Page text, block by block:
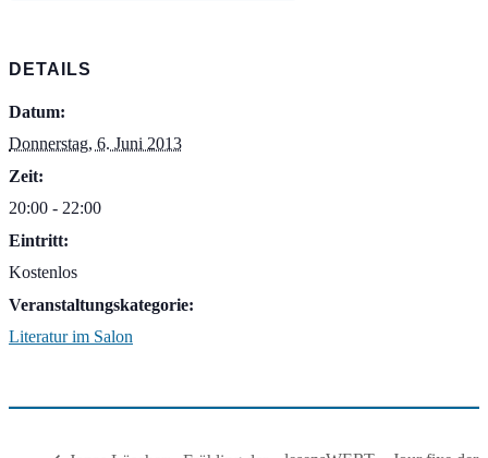
DETAILS
Datum:
Donnerstag, 6. Juni 2013
Zeit:
20:00 - 22:00
Eintritt:
Kostenlos
Veranstaltungskategorie:
Literatur im Salon